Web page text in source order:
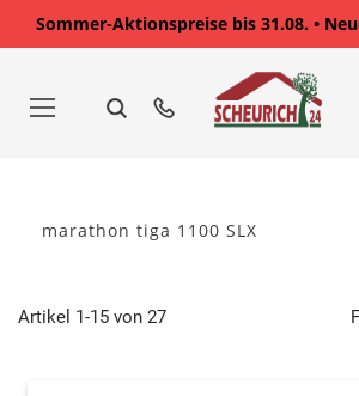
Sommer-Aktionspreise bis 31.08. •
springen
marathon tiga 1100 SLX
Artikel 1-15 von 27